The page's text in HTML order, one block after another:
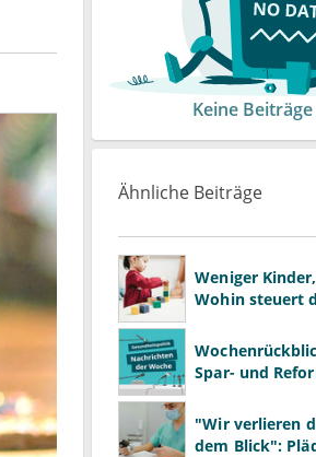
Keine
Ähnliche Beiträge
Weniger
Wohin steuert
Spar- und
"Wir verlieren
dem Blick":